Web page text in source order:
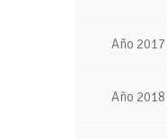
Año 2017
Año 2018